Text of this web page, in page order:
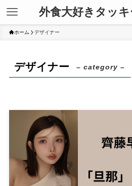
外食大好きタッ
ホーム デザイナー
デザイナー – category –